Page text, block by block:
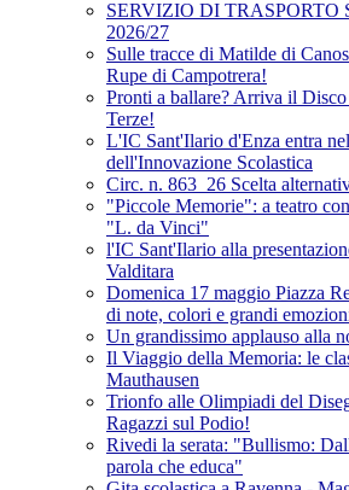
SERVIZIO DI TRASPORTO
2026/27
Sulle tracce di Matilde di
Rupe di Campotrera!
Pronti a ballare? Arriva il
Terze!
L'IC Sant'Ilario d'Enza entra
dell'Innovazione Scolastica
Circ. n. 863_26 Scelta
"Piccole Memorie": a teatro
"L. da Vinci"
l'IC Sant'Ilario alla
Valditara
Domenica 17 maggio Piazza
di note, colori e grandi
Un grandissimo applauso alla
Il Viaggio della Memoria: le
Mauthausen
Trionfo alle Olimpiadi del
Ragazzi sul Podio!
Rivedi la serata: "Bullismo:
parola che educa"